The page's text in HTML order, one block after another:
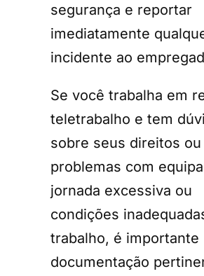
segurança e reportar
imediatamente
incidente ao
Se você trabalha em
teletrabalho e tem
sobre seus direitos
problemas com
jornada excessiva ou
condições
trabalho, é importante
documentação